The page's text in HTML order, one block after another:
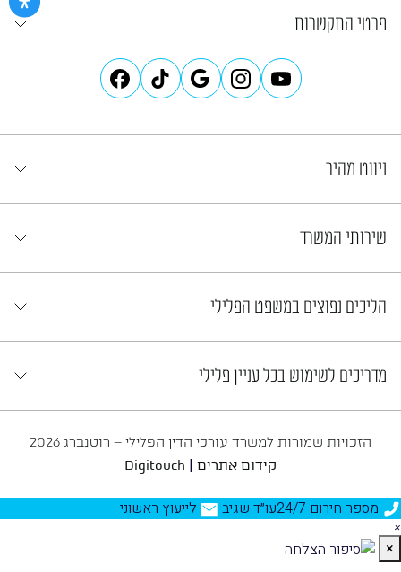
פרטי התקשרות
ניווט מהיר
שירותי המשרד
הליכים נפוצים במשפט הפלילי
מדריכים לשימוש בכל עניין פלילי
הזכויות שמורות למשרד עורכי הדין הפלילי – רוטנברג 2026
קידום אתרים |
Digitouch
מספר חירום 24/7 עו״ד שגיב לייעוץ ראשוני
×
×